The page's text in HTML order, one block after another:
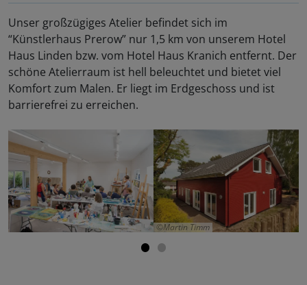
Unser großzügiges Atelier befindet sich im
“Künstlerhaus Prerow” nur 1,5 km von unserem Hotel
Haus Linden bzw. vom Hotel Haus Kranich entfernt. Der
schöne Atelierraum ist hell beleuchtet und bietet viel
Komfort zum Malen. Er liegt im Erdgeschoss und ist
barrierefrei zu erreichen.
Martin Timm